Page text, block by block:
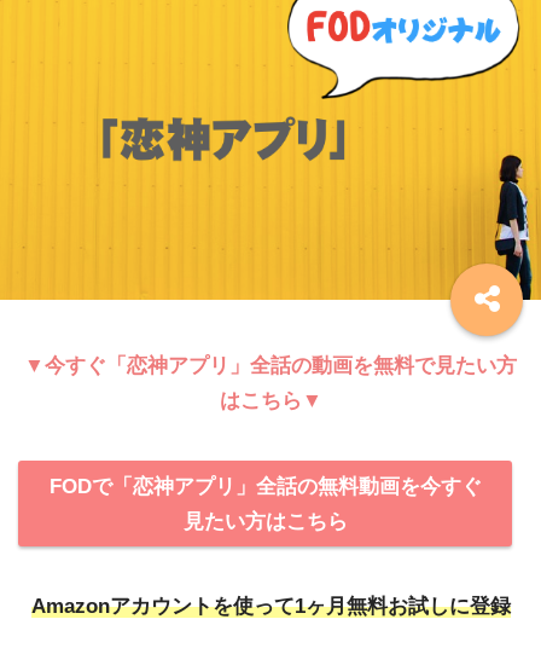
▼今すぐ「恋神アプリ」全話の動画を無料で見たい方
はこちら▼
FODで「恋神アプリ」全話の無料動画を今すぐ
見たい方はこちら
Amazonアカウントを使って1ヶ月無料お試しに登録